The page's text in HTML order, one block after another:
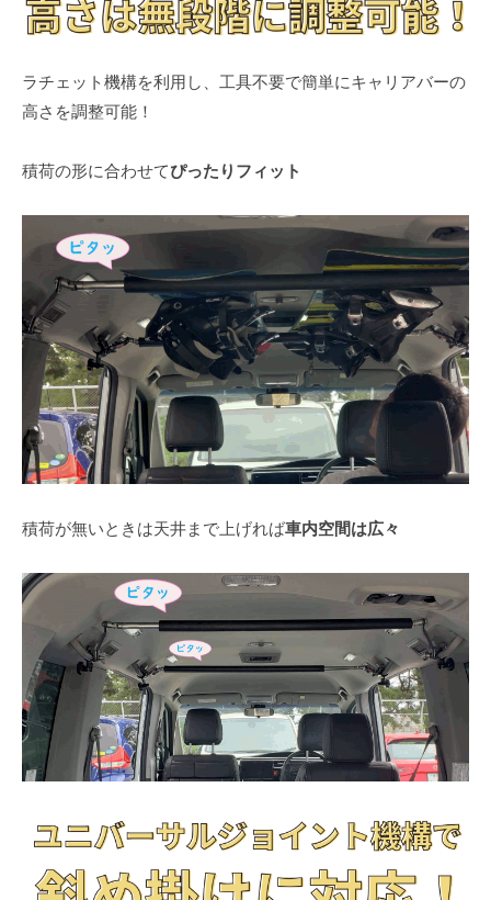
ラチェット機構を利用し、工具不要で簡単にキャリアバーの
高さを調整可能！
積荷の形に合わせてぴったりフィット
積荷が無いときは天井まで上げれば車内空間は広々